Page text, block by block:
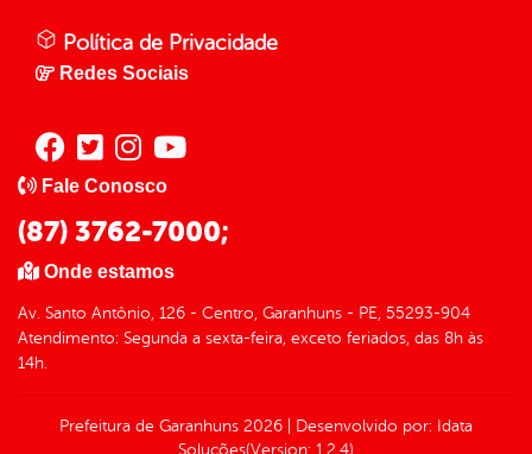
Política de Privacidade
Redes Sociais
Fale Conosco
(87) 3762-7000;
Onde estamos
Av. Santo Antônio, 126 - Centro, Garanhuns - PE, 55293-904
Atendimento: Segunda a sexta-feira, exceto feriados, das 8h às
14h.
Prefeitura de Garanhuns 2026 Desenvolvido por: Idata
Soluções(Version: 1.2.4)